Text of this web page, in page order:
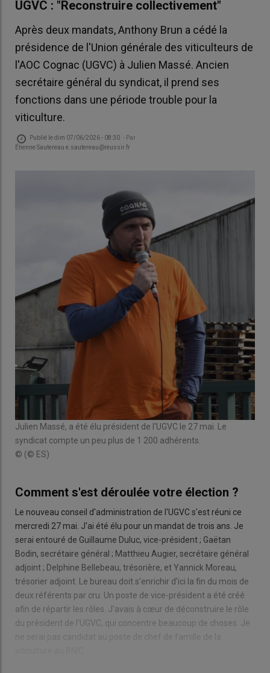
UGVC : "Reconstruire collectivement"
Après deux mandats, Anthony Brun a cédé la
présidence de l'Union générale des viticulteurs de
l'AOC Cognac (UGVC) à Julien Massé. Ancien
secrétaire général du syndicat, il prend ses
fonctions dans une période trouble pour la
viticulture.
Publié ledim 07/06/2026 - 08:30 - Par
Étienne Sautereau e.sautereau@reussir.fr
Julien Massé, a été élu président de l'UGVC le 27 mai. Le
syndicat compte un peu plus de 1 200 adhérents.
© (© ES)
Comment s'est déroulée votre élection ?
Le nouveau conseil d'administration de l'UGVC s'est réuni ce
mercredi 27 mai. J'ai été élu pour un mandat de trois ans. Je
serai entouré de Guillaume Duluc, vice-président ; Gaëtan
Bodin, secrétaire général ; Matthieu Augier, secrétaire général
adjoint ; Delphine Bellebeau, trésorière, et Yannick Moreau,
trésorier adjoint. Le bureau doit s'enrichir d'ici la fin du mois de
deux référents par cru. Un poste de vice-président a été créé
afin de répartir les rôles. J'avais à cœur de déconstruire le rôle
du président de l'UGVC, qui concentre beaucoup de choses. Je